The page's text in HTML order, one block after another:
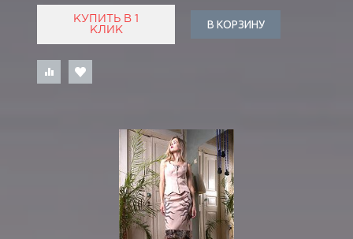
КУПИТЬ В 1
КЛИК
В КОРЗИНУ